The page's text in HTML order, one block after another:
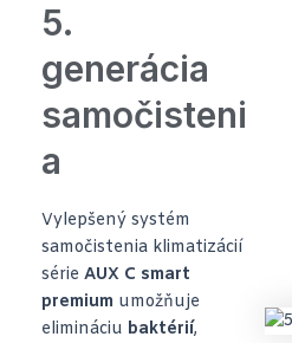
5.
generácia
samočisteni
a
Vylepšený systém
samočistenia klimatizácií
série AUX C smart
premium umožňuje
elimináciu baktérií,